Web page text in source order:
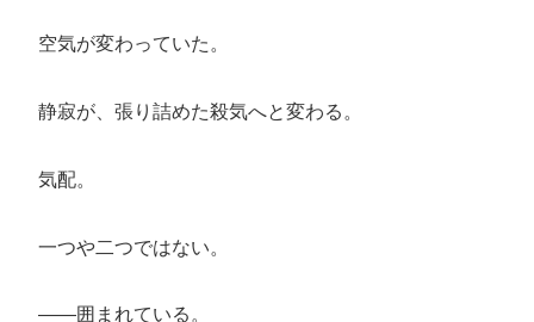
空気が変わっていた。
静寂が、張り詰めた殺気へと変わる。
気配。
一つや二つではない。
――囲まれている。